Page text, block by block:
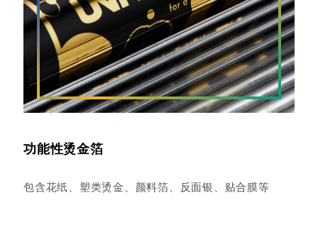
功能性烫金箔
包含花纸、塑类烫金、颜料箔、反面银、贴合膜等